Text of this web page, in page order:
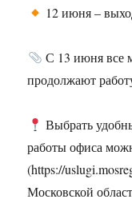
12 июня –
С 13 июня все
продолжают
Выбрать
работы офиса
(https://
Московской